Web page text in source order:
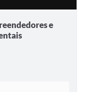
e